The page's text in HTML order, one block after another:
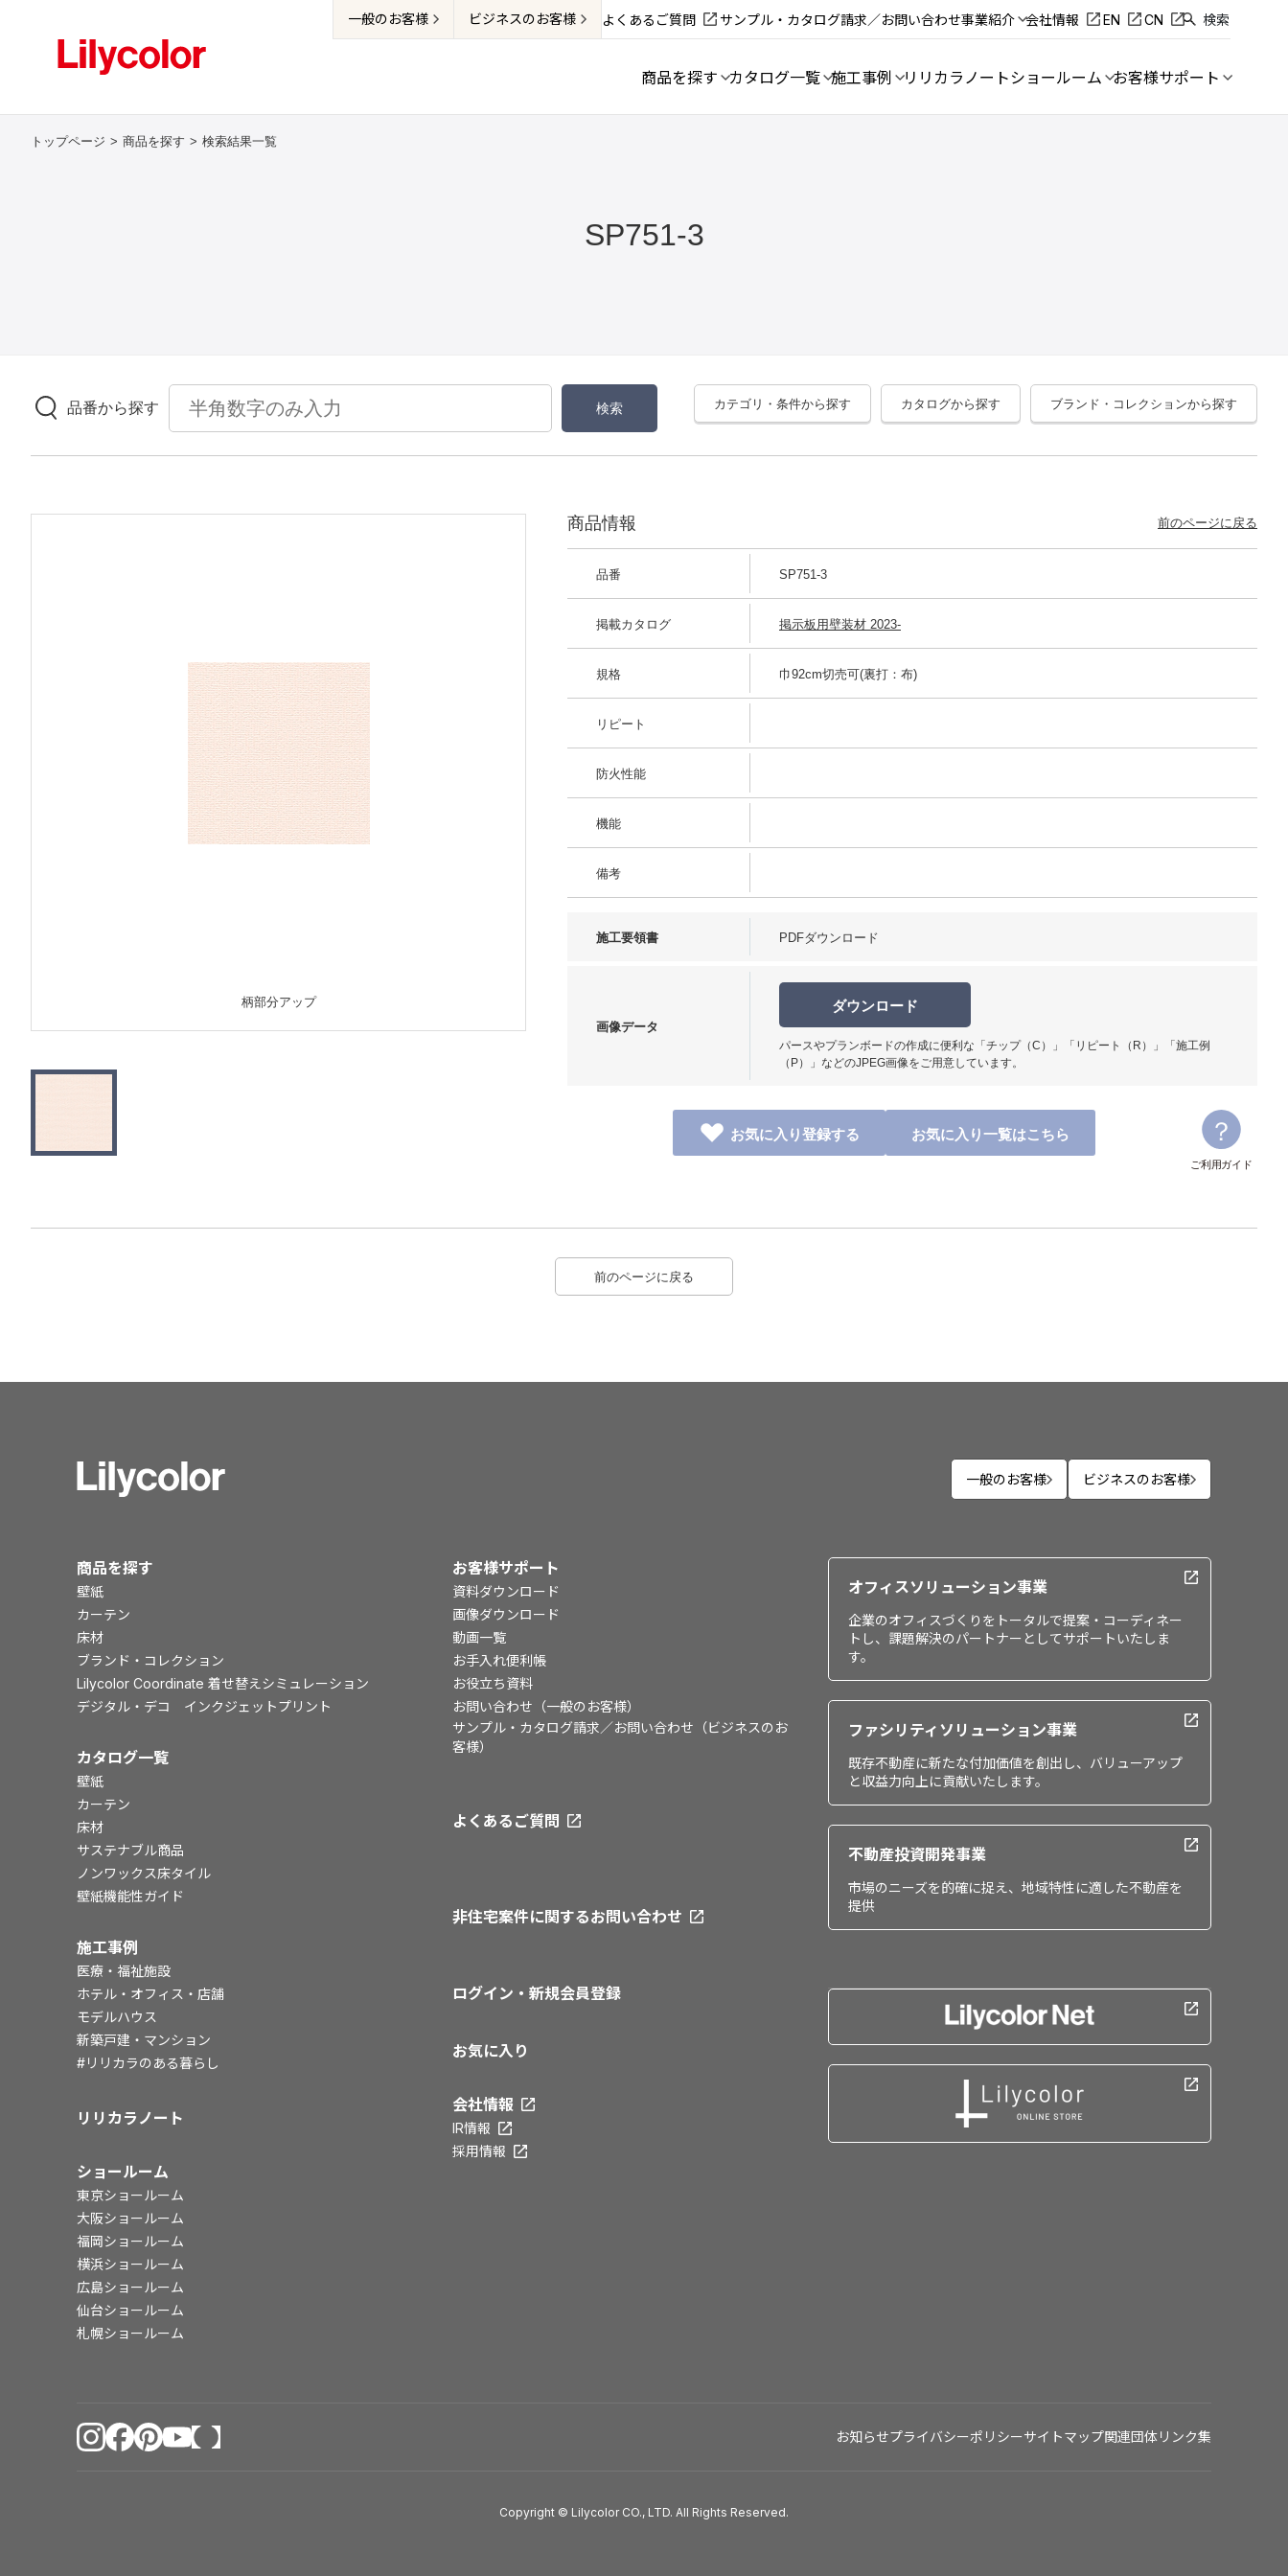
一般のお客様 ビジネスのお客様 よくあるご質問 サンプル・カタログ請求／お問い合わせ事業紹介 会社情報 EN CN 検索
商品を探す カタログ一覧 施工事例 リリカラノートショールーム お客様サポート
トップページ 商品を探す 検索結果一覧
SP751-3
品番から探す カテゴリ・条件から探す カタログから探す ブランド・コレクションから探す
柄部分アップ
商品情報 前のページに戻る
品番 SP751-3
掲載カタログ 掲示板用壁装材 2023-
規格 巾92cm切売可(裏打：布)
リピート
防火性能
機能
備考
施工要領書 PDFダウンロード
画像データ
ダウンロード
パースやプランボードの作成に便利な「チップ（C）」「リピート（R）」「施工例
（P）」などのJPEG画像をご用意しています。
お気に入り一覧はこちら
前のページに戻る
一般のお客様 ビジネスのお客様
商品を探す
壁紙
カーテン
床材
ブランド・コレクション
Lilycolor Coordinate 着せ替えシミュレーション
デジタル・デコ インクジェットプリント
カタログ一覧
壁紙
カーテン
床材
サステナブル商品
ノンワックス床タイル
壁紙機能性ガイド
施工事例
医療・福祉施設
ホテル・オフィス・店舗
モデルハウス
新築戸建・マンション
#リリカラのある暮らし
リリカラノート
ショールーム
東京ショールーム
大阪ショールーム
福岡ショールーム
横浜ショールーム
広島ショールーム
仙台ショールーム
札幌ショールーム
お客様サポート
資料ダウンロード
画像ダウンロード
動画一覧
お手入れ便利帳
お役立ち資料
お問い合わせ（一般のお客様）
サンプル・カタログ請求／お問い合わせ（ビジネスのお
客様）
よくあるご質問
非住宅案件に関するお問い合わせ
ログイン・新規会員登録
お気に入り
会社情報
IR情報
採用情報
オフィスソリューション事業
企業のオフィスづくりをトータルで提案・コーディネー
トし、課題解決のパートナーとしてサポートいたしま
す。
ファシリティソリューション事業
既存不動産に新たな付加価値を創出し、バリューアップ
と収益力向上に貢献いたします。
不動産投資開発事業
市場のニーズを的確に捉え、地域特性に適した不動産を
提供
お知らせプライバシーポリシーサイトマップ関連団体リンク集
Copyright © Lilycolor CO., LTD. All Rights Reserved.